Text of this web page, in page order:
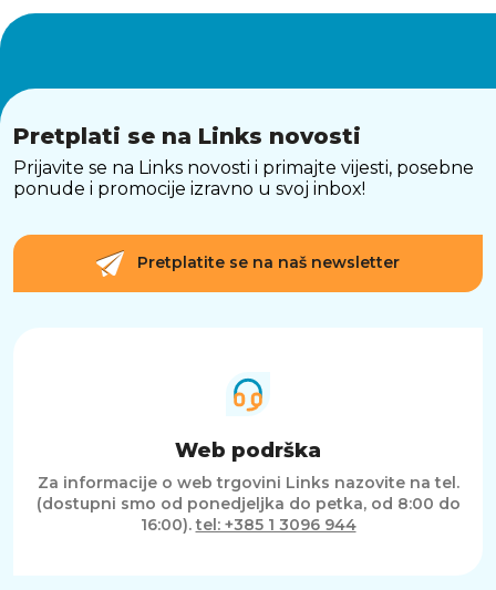
Pretplati se na Links novosti
Prijavite se na Links novosti i primajte vijesti, posebne
ponude i promocije izravno u svoj inbox!
Pretplatite se na naš newsletter
Web podrška
Za informacije o web trgovini Links nazovite na tel.
(dostupni smo od ponedjeljka do petka, od 8:00 do
16:00).tel: +385 1 3096 944